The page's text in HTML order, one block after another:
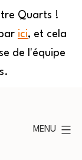
Quarts !
ici, et cela
de l'équipe
MENU